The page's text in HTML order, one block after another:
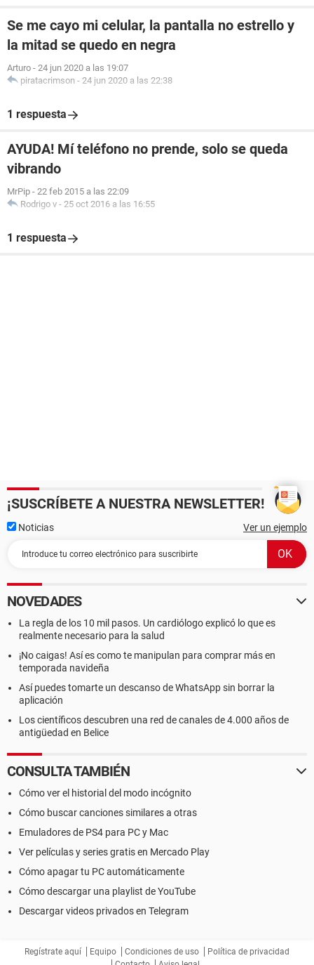
Se me cayo mi celular, la pantalla no estrello y
la mitad se quedo en negra
Arturo - 24 jun 2020 a las 19:07
piratacrimson - 24 jun 2020 a las 22:38
1 respuesta
AYUDA! Mí teléfono no prende, solo se queda
vibrando
MrPip - 22 feb 2015 a las 22:09
Rodrigo v - 25 oct 2016 a las 16:55
1 respuesta
¡SUSCRÍBETE A NUESTRA NEWSLETTER!
Noticias Ver un ejemplo
NOVEDADES
La regla de los 10 mil pasos. Un cardiólogo explicó lo que es
realmente necesario para la salud
¡No caigas! Así es como te manipulan para comprar más en
temporada navideña
Así puedes tomarte un descanso de WhatsApp sin borrar la
aplicación
Los científicos descubren una red de canales de 4.000 años de
antigüedad en Belice
CONSULTA TAMBIÉN
Cómo ver el historial del modo incógnito
Cómo buscar canciones similares a otras
Emuladores de PS4 para PC y Mac
Ver películas y series gratis en Mercado Play
Cómo apagar tu PC automáticamente
Cómo descargar una playlist de YouTube
Descargar videos privados en Telegram
Regístrate aquí Equipo Condiciones de uso
Política de privacidad